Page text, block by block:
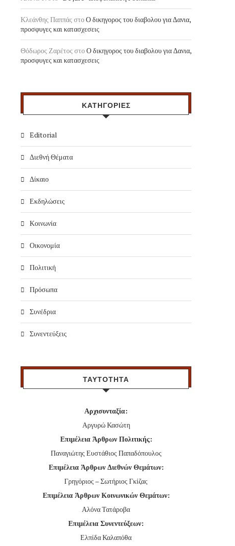
Κλεάνθης Παππάς στοΟ δικηγορος του διαβολου για Δανια,
προσφυγες και κατασχεσεις
Θόδωρος Ζαρέτος στοΟ δικηγορος του διαβολου για Δανια,
προσφυγες και κατασχεσεις
ΚΑΤΗΓΟΡΙΕΣ
Editorial
Διεθνή Θέματα
Δίκαιο
Εκδηλώσεις
Κοινωνία
Οικονομία
Πολιτική
Πρόσωπα
Συνέδρια
Συνεντεύξεις
ΤΑΥΤΟΤΗΤΑ
Αρχισυνταξία:
Αργυρώ Κασώτη
Επιμέλεια Άρθρων Πολιτικής:
Παναγιώτης Ευστάθιος Παπαδόπουλος
Επιμέλεια Άρθρων Διεθνών Θεμάτων:
Γρηγόριος – Σωτήριος Γκίζας
Επιμέλεια Άρθρων Κοινωνικών Θεμάτων:
Αλόνα Τατάροβα
Επιμέλεια Συνεντεύξεων:
Ελπίδα Καλαπόθα